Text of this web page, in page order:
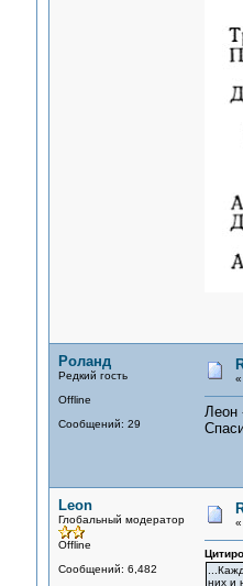
Роланд
Редкий гость
Offline
Сообщений: 29
«
Леон
Leon
Глобальный модератор
Offline
Сообщений: 6,482
«
них и